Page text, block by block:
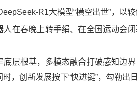
R1大模型“横空出世”，以较
春晚上转手绢、在全国运动会闭
根基，多模态融合打破感知边界
，创新发展按下“快进键”，勾勒出